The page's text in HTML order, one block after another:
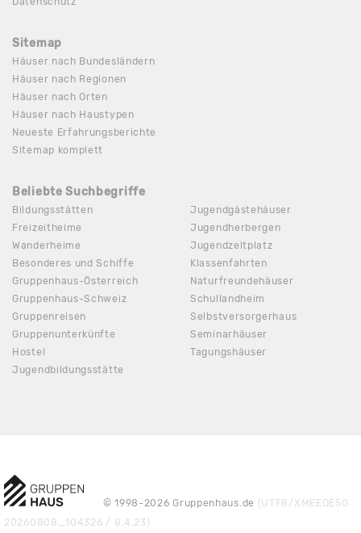
Sitemap
Häuser nach Bundesländern
Häuser nach Regionen
Häuser nach Orten
Häuser nach Haustypen
Neueste Erfahrungsberichte
Sitemap komplett
Beliebte Suchbegriffe
Bildungsstätten
Freizeitheime
Wanderheime
Besonderes und Schiffe
Gruppenhaus-Österreich
Gruppenhaus-Schweiz
Gruppenreisen
Gruppenunterkünfte
Hostel
Jugendbildungsstätte
Jugendgästehäuser
Jugendherbergen
Jugendzeltplatz
Klassenfahrten
Naturfreundehäuser
Schullandheim
Selbstversorgerhaus
Seminarhäuser
Tagungshäuser
© 1998-2026 Gruppenhaus.de
(UTF8/XMEEQE5G
20260808_104326 / 8.4.23)